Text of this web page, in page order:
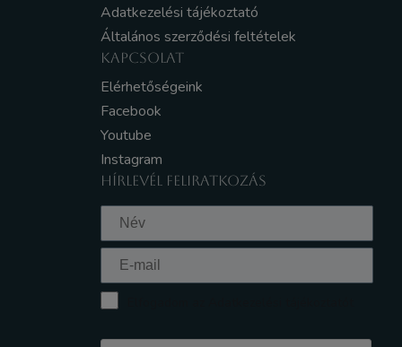
Adatkezelési tájékoztató
Általános szerződési feltételek
KAPCSOLAT
Elérhetőségeink
Facebook
Youtube
Instagram
HÍRLEVÉL FELIRATKOZÁS